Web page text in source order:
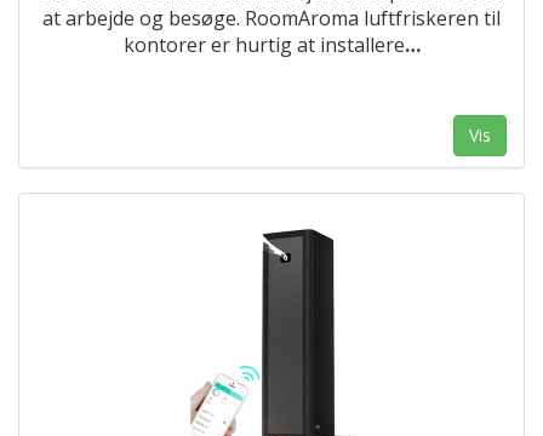
at arbejde og besøge. RoomAroma luftfriskeren til
kontorer er hurtig at installere…
Vis